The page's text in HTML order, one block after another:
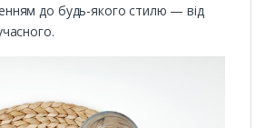
до будь-якого стилю — від